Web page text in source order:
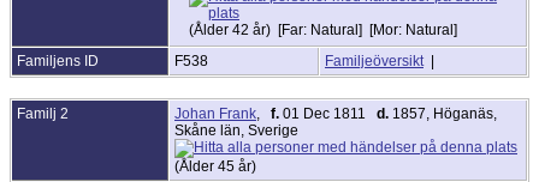
(Ålder 42 år) [Far: Natural] [Mor: Natural]
Familjens ID
F538 Familjeöversikt |
Familj 2 Johan Frank f. 01 Dec 1811 d. 1857, Höganäs,
Skåne län, Sverige
(Ålder 45 år)